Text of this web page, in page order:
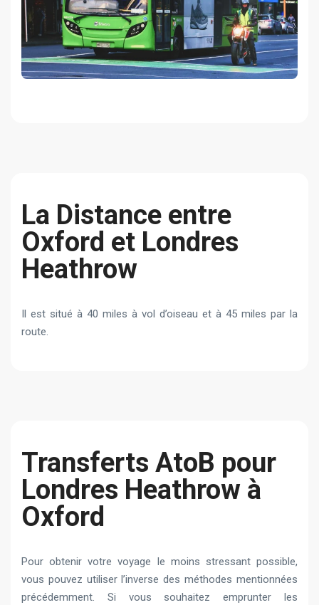
La Distance entre
Oxford et Londres
Heathrow
Il est situé à 40 miles à vol d’oiseau et à 45 miles par la
route.
Transferts AtoB pour
Londres Heathrow à
Oxford
Pour obtenir votre voyage le moins stressant possible,
vous pouvez utiliser l’inverse des méthodes mentionnées
précédemment. Si vous souhaitez emprunter les